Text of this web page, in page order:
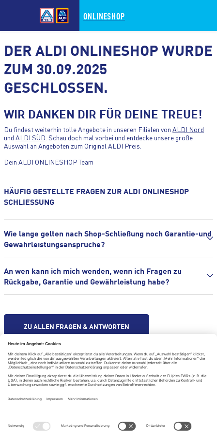
ZUM HAUPTINHALT WECHSELN
ZUM FOOTER WECHSELN
ONLINESHOP
DER ALDI ONLINESHOP WURDE
ZUM 30.09.2025
GESCHLOSSEN.
WIR DANKEN DIR FÜR DEINE TREUE!
Du findest weiterhin tolle Angebote in unseren Filialen von ALDI Nord
und ALDI SÜD . Schau doch mal vorbei und entdecke unsere große
Auswahl an Angeboten zum Original ALDI Preis.
Dein ALDI ONLINESHOP Team
HÄUFIG GESTELLTE FRAGEN ZUR ALDI ONLINESHOP
SCHLIESSUNG
Wie lange gelten nach Shop-Schließung noch Garantie-und
Gewährleistungsansprüche?
An wen kann ich mich wenden, wenn ich Fragen zu
Rückgabe, Garantie und Gewährleistung habe?
ZU ALLEN FRAGEN & ANTWORTEN
Hilfe & Kontakt
Impressum
Datenschutzerklärung